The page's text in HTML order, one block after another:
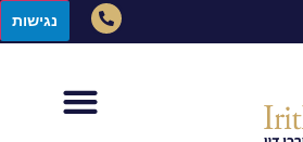
נגישות